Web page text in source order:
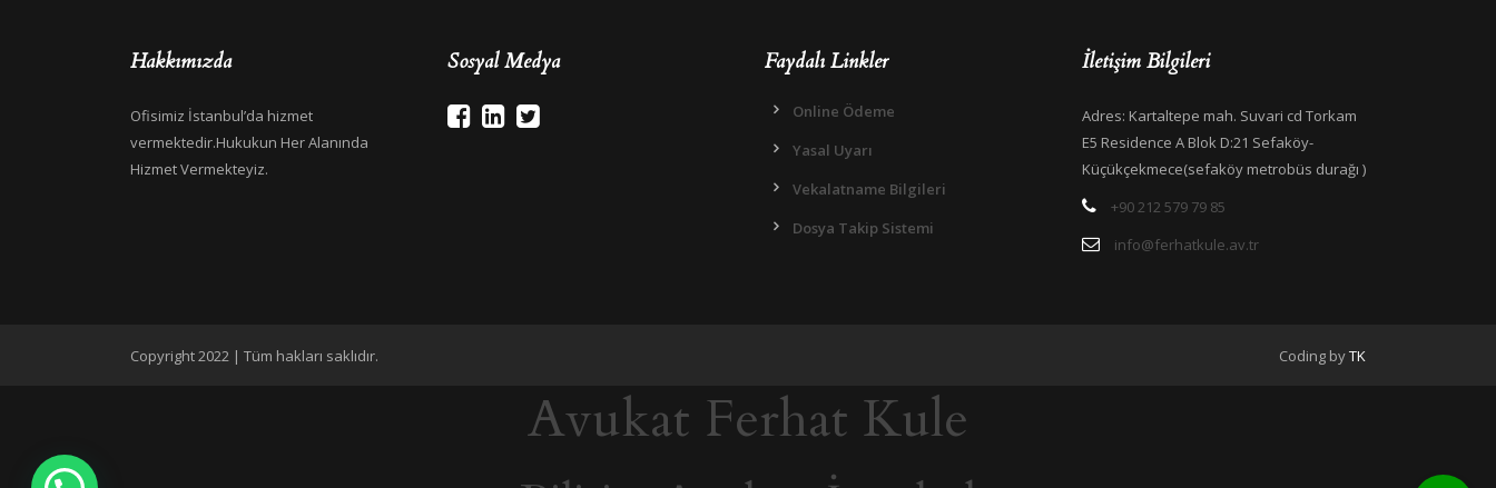
Hakkımızda
Ofisimiz İstanbul’da hizmet
vermektedir.Hukukun Her Alanında
Hizmet Vermekteyiz.
Sosyal Medya Faydalı Linkler
Online Ödeme
Yasal Uyarı
Vekalatname Bilgileri
Dosya Takip Sistemi
İletişim Bilgileri
Adres: Kartaltepe mah. Suvari cd Torkam
E5 Residence A Blok D:21 Sefaköy-
Küçükçekmece(sefaköy metrobüs durağı )
+90 212 579 79 85
info@ferhatkule.av.tr
Copyright 2022 | Tüm hakları saklıdır. Coding byTK
Avukat Ferhat Kule